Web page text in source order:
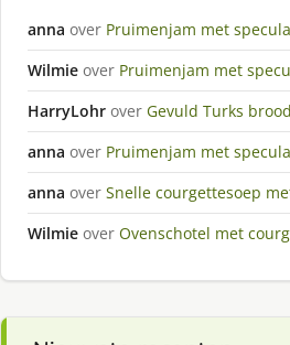
anna over Pruimenjam met
Wilmie over Pruimenjam met
HarryLohr over Gevuld Turks brood
anna over Pruimenjam met
anna over Snelle courgettesoep
Wilmie over Ovenschotel met